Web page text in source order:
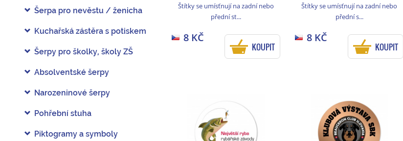
Šerpa pro nevěstu / ženicha
Kuchařská zástěra s potiskem
Šerpy pro školky, školy ZŠ
Absolventské šerpy
Narozeninové šerpy
Pohřební stuha
Piktogramy a symboly
Štítky se umísťnují na zadní nebo
přední st...
8 KČ
KOUPIT
Štítky se umísťnují na zadní nebo
přední s...
8 KČ
KOUPIT